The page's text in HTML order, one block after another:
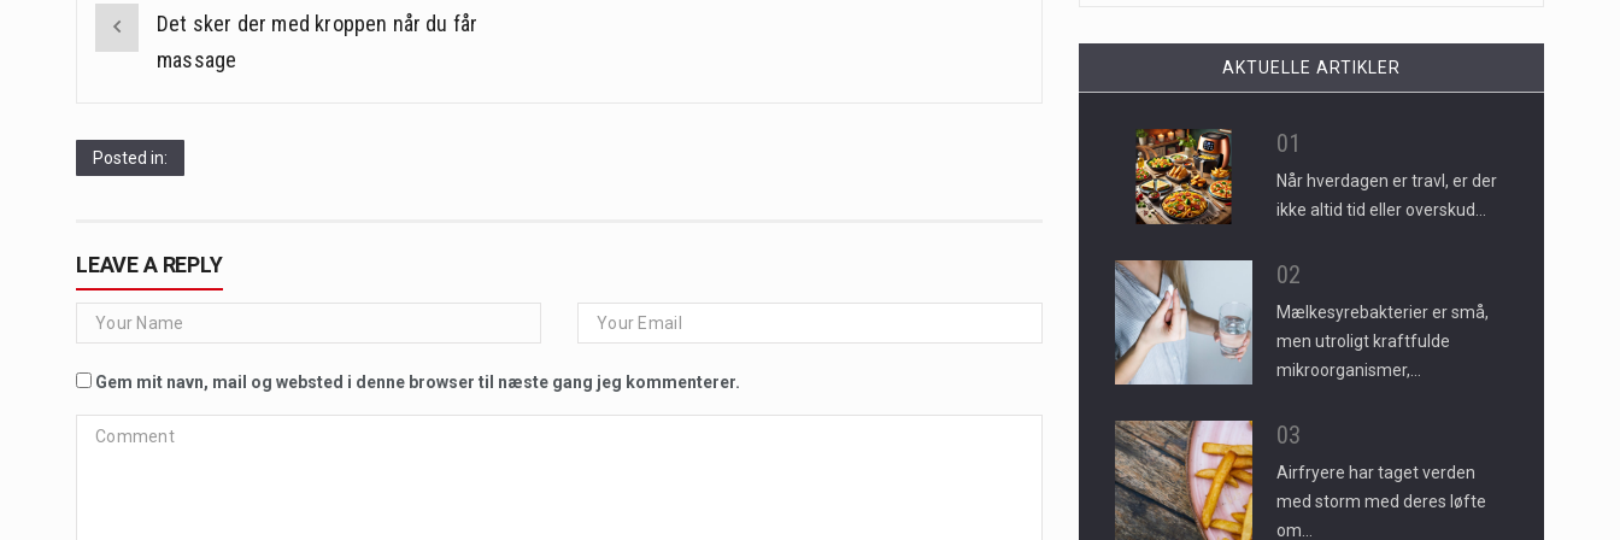
navigationDet sker der med kroppen når du får
massage
Posted in:
LEAVE A REPLY
Gem mit navn, mail og websted i denne browser til næste gang jeg kommenterer.
AKTUELLE ARTIKLER
01
Når hverdagen er travl, er der
ikke altid tid eller overskud…
02
Mælkesyrebakterier er små,
men utroligt kraftfulde
mikroorganismer,…
03
Airfryere har taget verden
med storm med deres løfte
om…